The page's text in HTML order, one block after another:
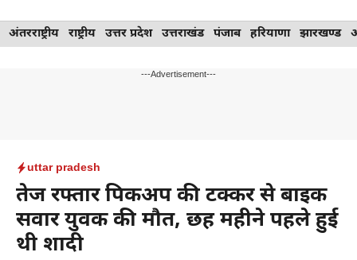
Skip
to
अंतरराष्ट्रीय राष्ट्रीय उत्तर प्रदेश उत्तराखंड पंजाब हरियाणा झारखण्ड
---Advertisement---
uttar pradesh
तेज रफ्तार पिकअप की टक्कर से बाइक
सवार युवक की मौत, छह महीने पहले हुई
थी शादी